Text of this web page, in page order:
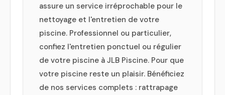
assure un service irréprochable pour le
nettoyage et l'entretien de votre
piscine. Professionnel ou particulier,
confiez l'entretien ponctuel ou régulier
de votre piscine à JLB Piscine. Pour que
votre piscine reste un plaisir. Bénéficiez
de nos services complets : rattrapage